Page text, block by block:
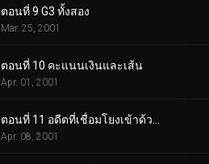
ตอนที่ 9 G3 ทั้งสอง
Mar. 25, 2001
ตอนที่ 10 คะแนนเงินและเส้น
Apr. 01, 2001
Apr. 08, 2001